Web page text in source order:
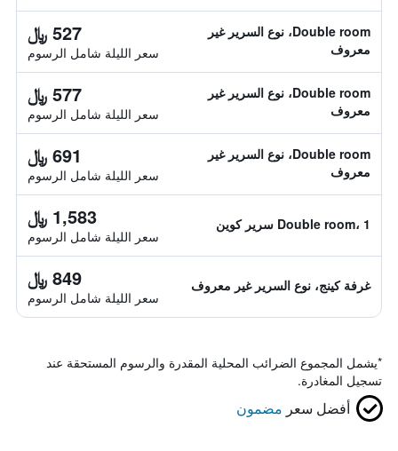
Double room، نوع السرير غير
معروف
527 ﷼
سعر الليلة شامل الرسوم
Double room، نوع السرير غير
معروف
577 ﷼
سعر الليلة شامل الرسوم
Double room، نوع السرير غير
معروف
691 ﷼
سعر الليلة شامل الرسوم
Double room، 1 سرير كوين 1,583 ﷼
سعر الليلة شامل الرسوم
غرفة كينج، نوع السرير غير معروف 849 ﷼
سعر الليلة شامل الرسوم
*يشمل المجموع الضرائب المحلية المقدرة والرسوم المستحقة عند
تسجيل المغادرة.
أفضل سعر مضمون